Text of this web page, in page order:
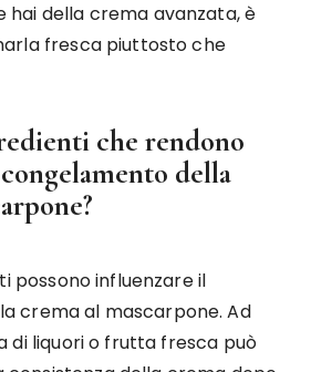
hai della crema avanzata, è
fresca piuttosto che
che rendono
della
possono influenzare il
crema al mascarpone. Ad
di liquori o frutta fresca può